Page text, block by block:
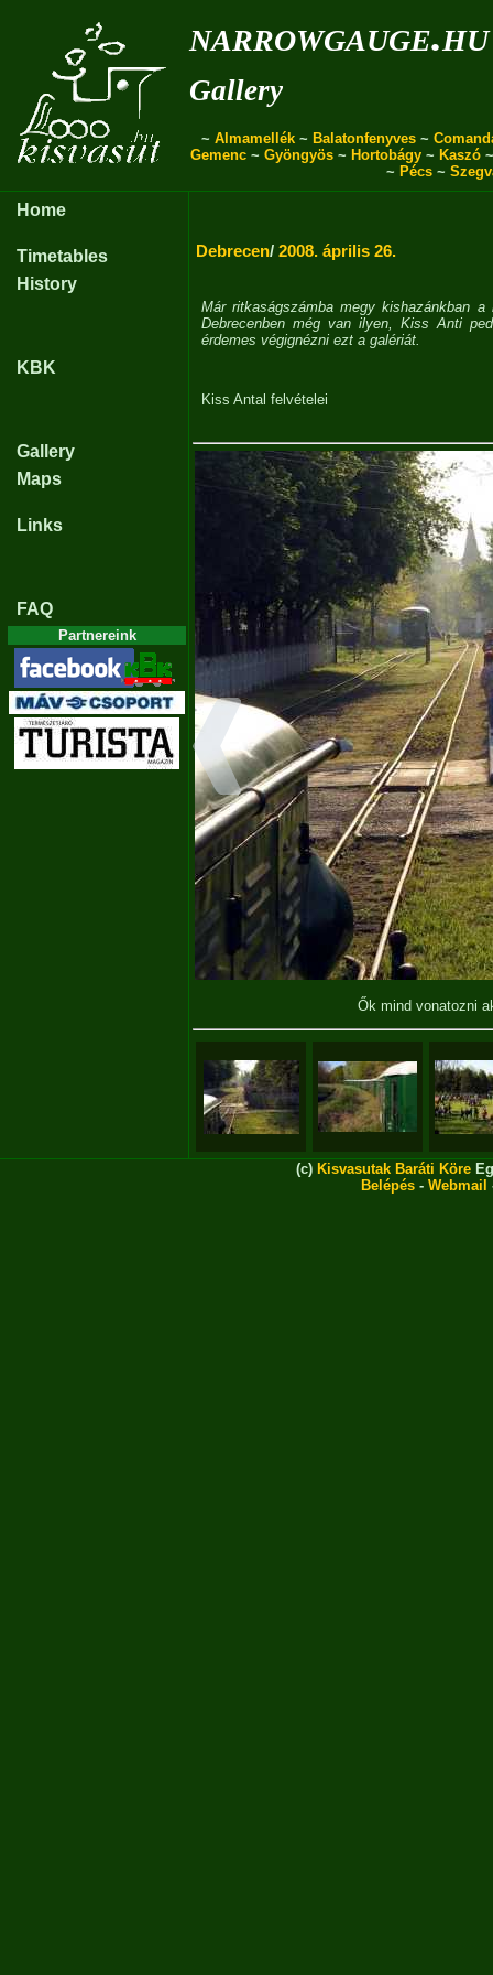
narrowgauge.hu
Gallery
~ Almamellék ~ Balatonfenyves ~
Gemenc ~ Gyöngyös ~ Hortobágy ~ Kaszó
~ Pécs ~
Home
Timetables
History
KBK
Gallery
Maps
Links
FAQ
Partnereink
Debrecen/ 2008. április 26.
Már ritkaságszámba megy kishazánkban
Debrecenben még van ilyen, Kiss Anti
érdemes végignézni ezt a galériát.
Kiss Antal felvételei
Ők mind vonatozni
(c) Kisvasutak Baráti Köre
Belépés - Webmail